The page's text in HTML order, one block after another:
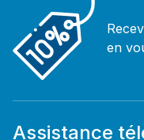
en
Assistance